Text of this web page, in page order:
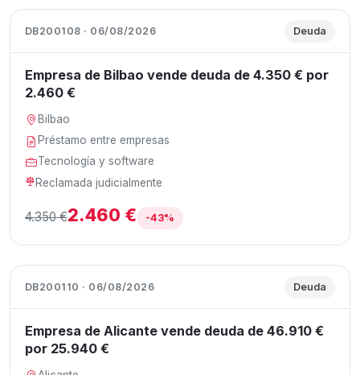
DB200108 · 06/08/2026 Deuda
Empresa de Bilbao vende deuda de 4.350 € por
2.460 €
Bilbao
Préstamo entre empresas
Tecnología y software
Reclamada judicialmente
4.350 €2.460 € -43%
DB200110 · 06/08/2026 Deuda
Empresa de Alicante vende deuda de 46.910 €
por 25.940 €